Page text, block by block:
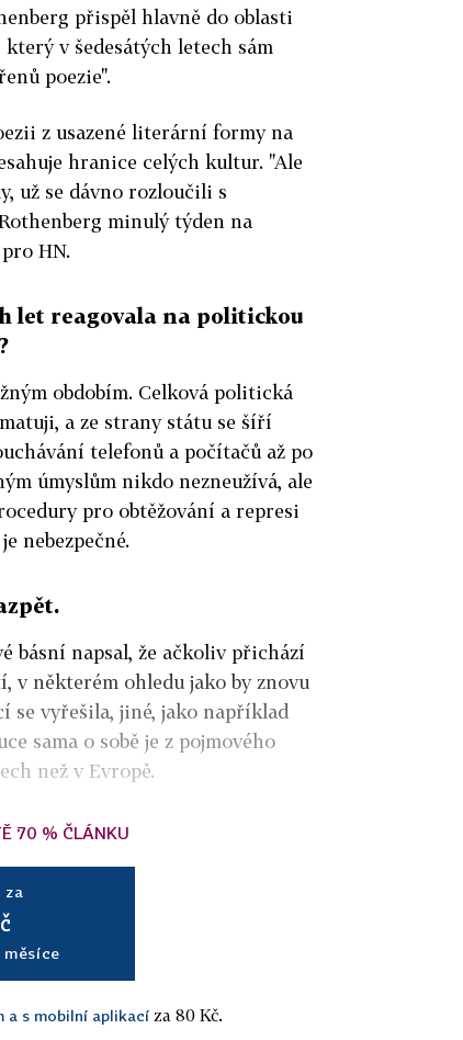
přispěl hlavně do oblasti
v šedesátých letech sám
poezie".
z usazené literární formy na
hranice celých kultur. "Ale
už se dávno rozloučili s
minulý týden na
HN.
let reagovala na politickou
obdobím. Celková politická
a ze strany státu se šíří
telefonů a počítačů až po
úmyslům nikdo nezneužívá, ale
pro obtěžování a represi
nebezpečné.
básní napsal, že ačkoliv přichází
v některém ohledu jako by znovu
se vyřešila, jiné, jako například
sama o sobě je z pojmového
než v Evropě.
70 % ČLÁNKU
za
a s mobilní aplikací za 80 Kč.